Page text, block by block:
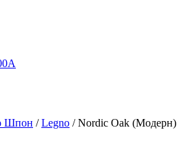
Шпон /Legno /Nordic Oak (Модерн)